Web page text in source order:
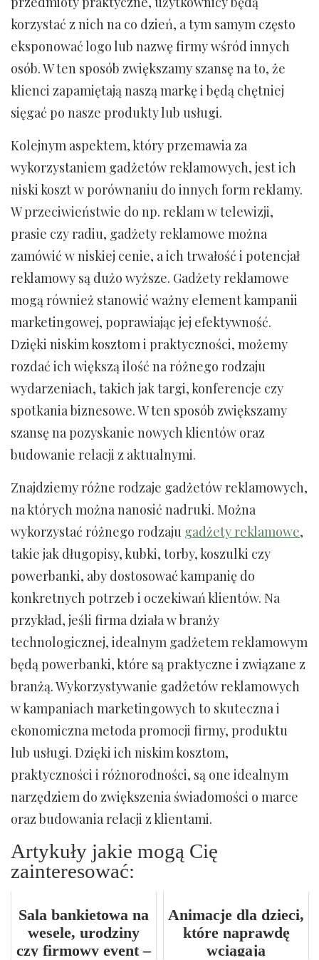
korzystać z nich na co dzień, a tym samym często
eksponować logo lub nazwę firmy wśród innych
osób. W ten sposób zwiększamy szansę na to, że
klienci zapamiętają naszą markę i będą chętniej
sięgać po nasze produkty lub usługi.
Kolejnym aspektem, który przemawia za
wykorzystaniem gadżetów reklamowych, jest ich
niski koszt w porównaniu do innych form reklamy.
W przeciwieństwie do np. reklam w telewizji,
prasie czy radiu, gadżety reklamowe można
zamówić w niskiej cenie, a ich trwałość i potencjał
reklamowy są dużo wyższe. Gadżety reklamowe
mogą również stanowić ważny element kampanii
marketingowej, poprawiając jej efektywność.
Dzięki niskim kosztom i praktyczności, możemy
rozdać ich większą ilość na różnego rodzaju
wydarzeniach, takich jak targi, konferencje czy
spotkania biznesowe. W ten sposób zwiększamy
szansę na pozyskanie nowych klientów oraz
budowanie relacji z aktualnymi.
Znajdziemy różne rodzaje gadżetów reklamowych,
na których można nanosić nadruki. Można
wykorzystać różnego rodzaju gadżety reklamowe,
takie jak długopisy, kubki, torby, koszulki czy
powerbanki, aby dostosować kampanię do
konkretnych potrzeb i oczekiwań klientów. Na
przykład, jeśli firma działa w branży
technologicznej, idealnym gadżetem reklamowym
będą powerbanki, które są praktyczne i związane z
branżą. Wykorzystywanie gadżetów reklamowych
w kampaniach marketingowych to skuteczna i
ekonomiczna metoda promocji firmy, produktu
lub usługi. Dzięki ich niskim kosztom,
praktyczności i różnorodności, są one idealnym
narzędziem do zwiększenia świadomości o marce
oraz budowania relacji z klientami.
Artykuły jakie mogą Cię
zainteresować:
Sala bankietowa na
wesele, urodziny
czy firmowy event –
Animacje dla dzieci,
które naprawdę
wciągają